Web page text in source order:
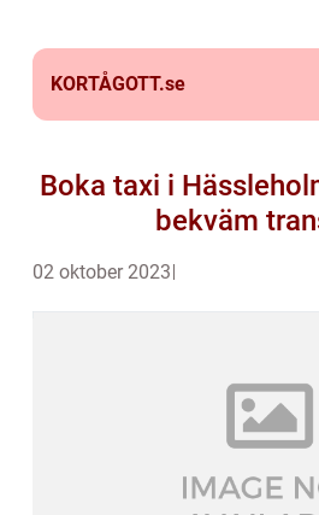
KORTÅGOTT.se
Boka taxi i
bekväm
02 oktober 2023